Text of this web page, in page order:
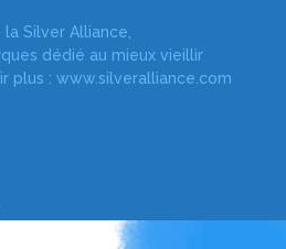
Silver Alliance,
dédié au mieux vieillir
plus : www.silveralliance.com